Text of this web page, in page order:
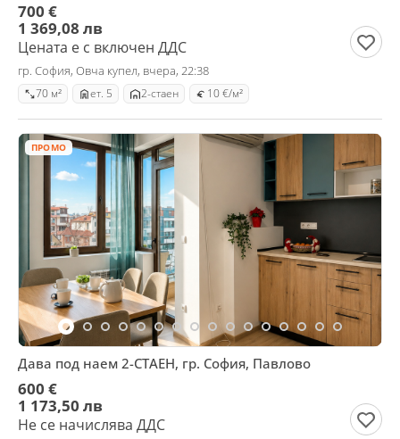
700 €
1 369,08 лв
Цената е с включен ДДС
гр. София, Овча купел, вчера, 22:38
70 м² ет. 5 2-стаен 10 €/м²
ПРОМО
Дава под наем 2-СТАЕН, гр. София, Павлово
600 €
1 173,50 лв
Не се начислява ДДС